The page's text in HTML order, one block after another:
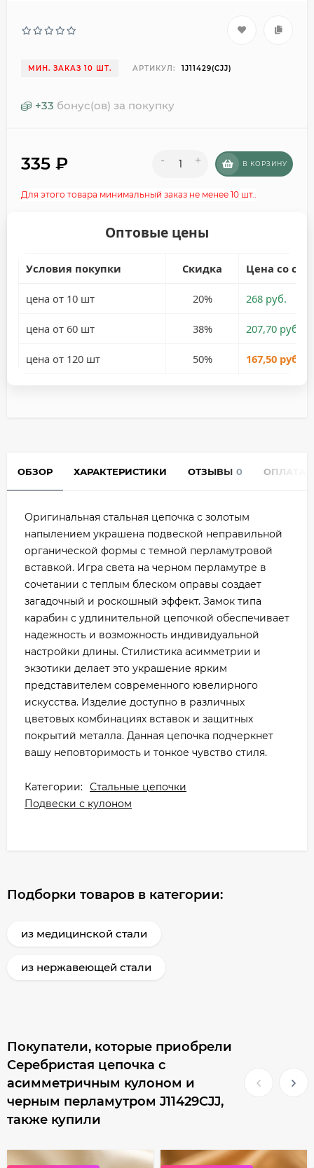
МИН. ЗАКАЗ 10 ШТ. АРТИКУЛ: 1J11429(CJJ)
+33 бонус(ов) за покупку
335 ₽ - + В КОРЗИНУ
Для этого товара минимальный заказ не менее 10 шт..
Оптовые цены
Условия покупки Скидка Цена со
цена от 10 шт 20% 268 руб.
цена от 60 шт 38% 207,70 руб.
цена от 120 шт 50% 167,50 руб.
ОБЗОР ХАРАКТЕРИСТИКИ ОТЗЫВЫ 0 ОПЛАТА
Оригинальная стальная цепочка с золотым
напылением украшена подвеской неправильной
органической формы с темной перламутровой
вставкой. Игра света на черном перламутре в
сочетании с теплым блеском оправы создает
загадочный и роскошный эффект. Замок типа
карабин с удлинительной цепочкой обеспечивает
надежность и возможность индивидуальной
настройки длины. Стилистика асимметрии и
экзотики делает это украшение ярким
представителем современного ювелирного
искусства. Изделие доступно в различных
цветовых комбинациях вставок и защитных
покрытий металла. Данная цепочка подчеркнет
вашу неповторимость и тонкое чувство стиля.
Категории: Стальные цепочки
Подвески с кулоном
Подборки товаров в категории:
из медицинской стали
из нержавеющей стали
Покупатели, которые приобрели
Серебристая цепочка с
асимметричным кулоном и
черным перламутром J11429CJJ,
также купили